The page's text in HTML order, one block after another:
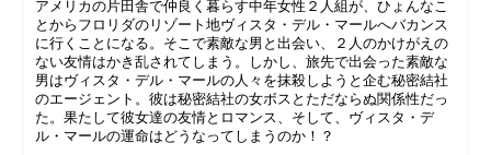
アメリカの片田舎で仲良く暮らす中年女性２人組が、ひょんなこ
とからフロリダのリゾート地ヴィスタ・デル・マールへバカンス
に行くことになる。そこで素敵な男と出会い、２人のかけがえの
ない友情はかき乱されてしまう。しかし、旅先で出会った素敵な
男はヴィスタ・デル・マールの人々を抹殺しようと企む秘密結社
のエージェント。彼は秘密結社の女ボスとただならぬ関係性だっ
た。果たして彼女達の友情とロマンス、そして、ヴィスタ・デ
ル・マールの運命はどうなってしまうのか！？